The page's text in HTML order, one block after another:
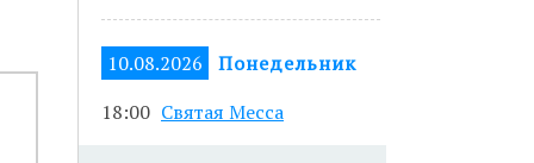
10.08.2026
Понедельник
18:00 Святая Месса